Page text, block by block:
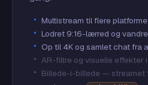
Multistream til flere platforme
Lodret 9:16-lærred og
Op til 4K og samlet chat fra
AR-filtre og visuelle effekter
Billede-i-billede — streamet